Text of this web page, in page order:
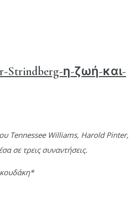
Strindberg-η-ζωή-και-
Tennessee Williams, Harold Pinter,
σε τρεις συναντήσεις.